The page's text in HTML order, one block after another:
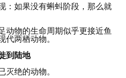
：如果没有蝌蚪阶段，那么就
动物的生命周期似乎更接近鱼
两栖动物。
到陆地
绝的动物。